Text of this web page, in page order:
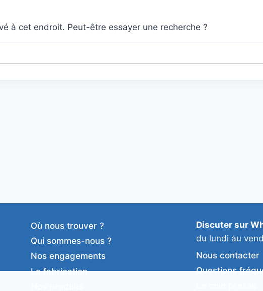
à cet endroit. Peut-être essayer une recherche ?
Où nous trouver ?
Qui sommes-nous ?
Nos engagements
La fabrication
Discuter sur
du lundi au
Nous contacter
Questions